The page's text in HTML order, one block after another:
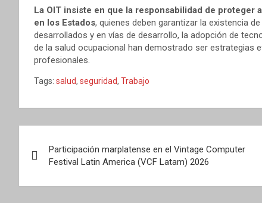
La OIT insiste en que la responsabilidad de proteger
en los Estados, quienes deben garantizar la existencia
desarrollados y en vías de desarrollo, la adopción de
de la salud ocupacional han demostrado ser estrategias
profesionales.
Tags: salud, seguridad, Trabajo
de
entradas
Participación marplatense en el Vintage Computer
Festival Latin America (VCF Latam) 2026